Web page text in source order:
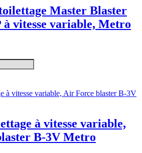
Master Blaster
vitesse variable, Metro
à vitesse variable,
B-3V Metro